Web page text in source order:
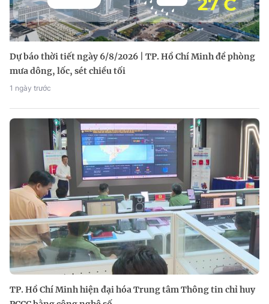
Dự báo thời tiết ngày 6/8/2026 | TP. Hồ Chí Minh đề phòng
mưa dông, lốc, sét chiều tối
1 ngày trước
TP. Hồ Chí Minh hiện đại hóa Trung tâm Thông tin chỉ huy